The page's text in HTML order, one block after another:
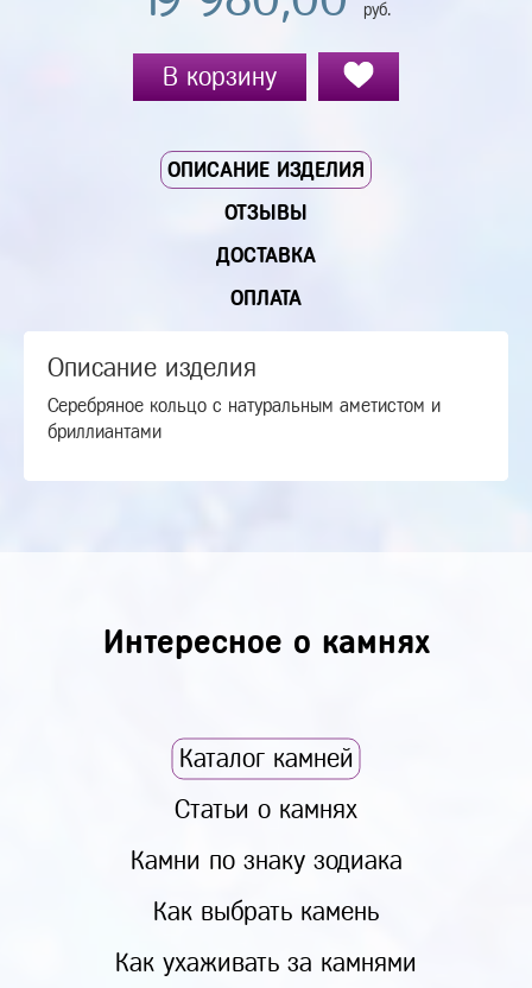
руб.
В корзину
ОПИСАНИЕ ИЗДЕЛИЯ
ОТЗЫВЫ
ДОСТАВКА
ОПЛАТА
Описание изделия
Серебряное кольцо с натуральным аметистом и
бриллиантами
Интересное о камнях
Каталог камней
Статьи о камнях
Камни по знаку зодиака
Как выбрать камень
Как ухаживать за камнями